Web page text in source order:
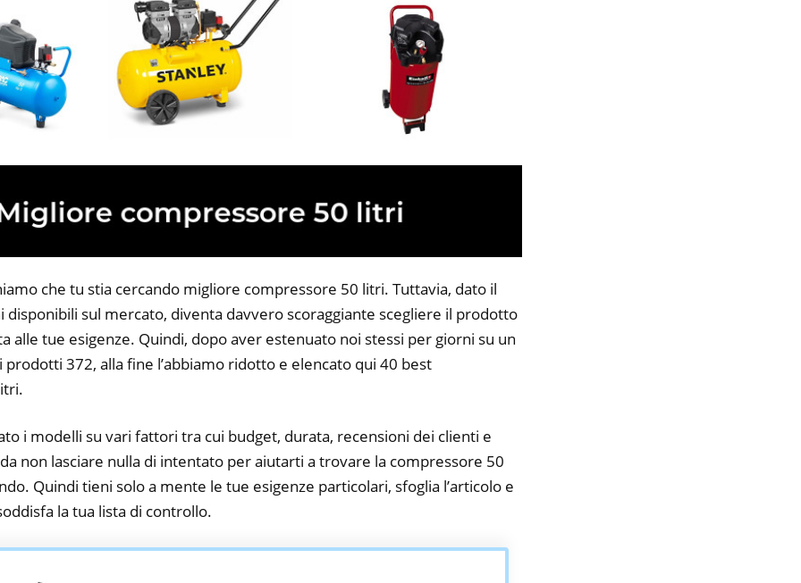
che tu stia cercando migliore compressore 50 litri. Tuttavia, dato il
disponibili sul mercato, diventa davvero scoraggiante scegliere il prodotto
alle tue esigenze. Quindi, dopo aver estenuato noi stessi per giorni su un
372, alla fine l’abbiamo ridotto e elencato qui 40 best
i modelli su vari fattori tra cui budget, durata, recensioni dei clienti e
non lasciare nulla di intentato per aiutarti a trovare la compressore 50
Quindi tieni solo a mente le tue esigenze particolari, sfoglia l’articolo e
la tua lista di controllo.